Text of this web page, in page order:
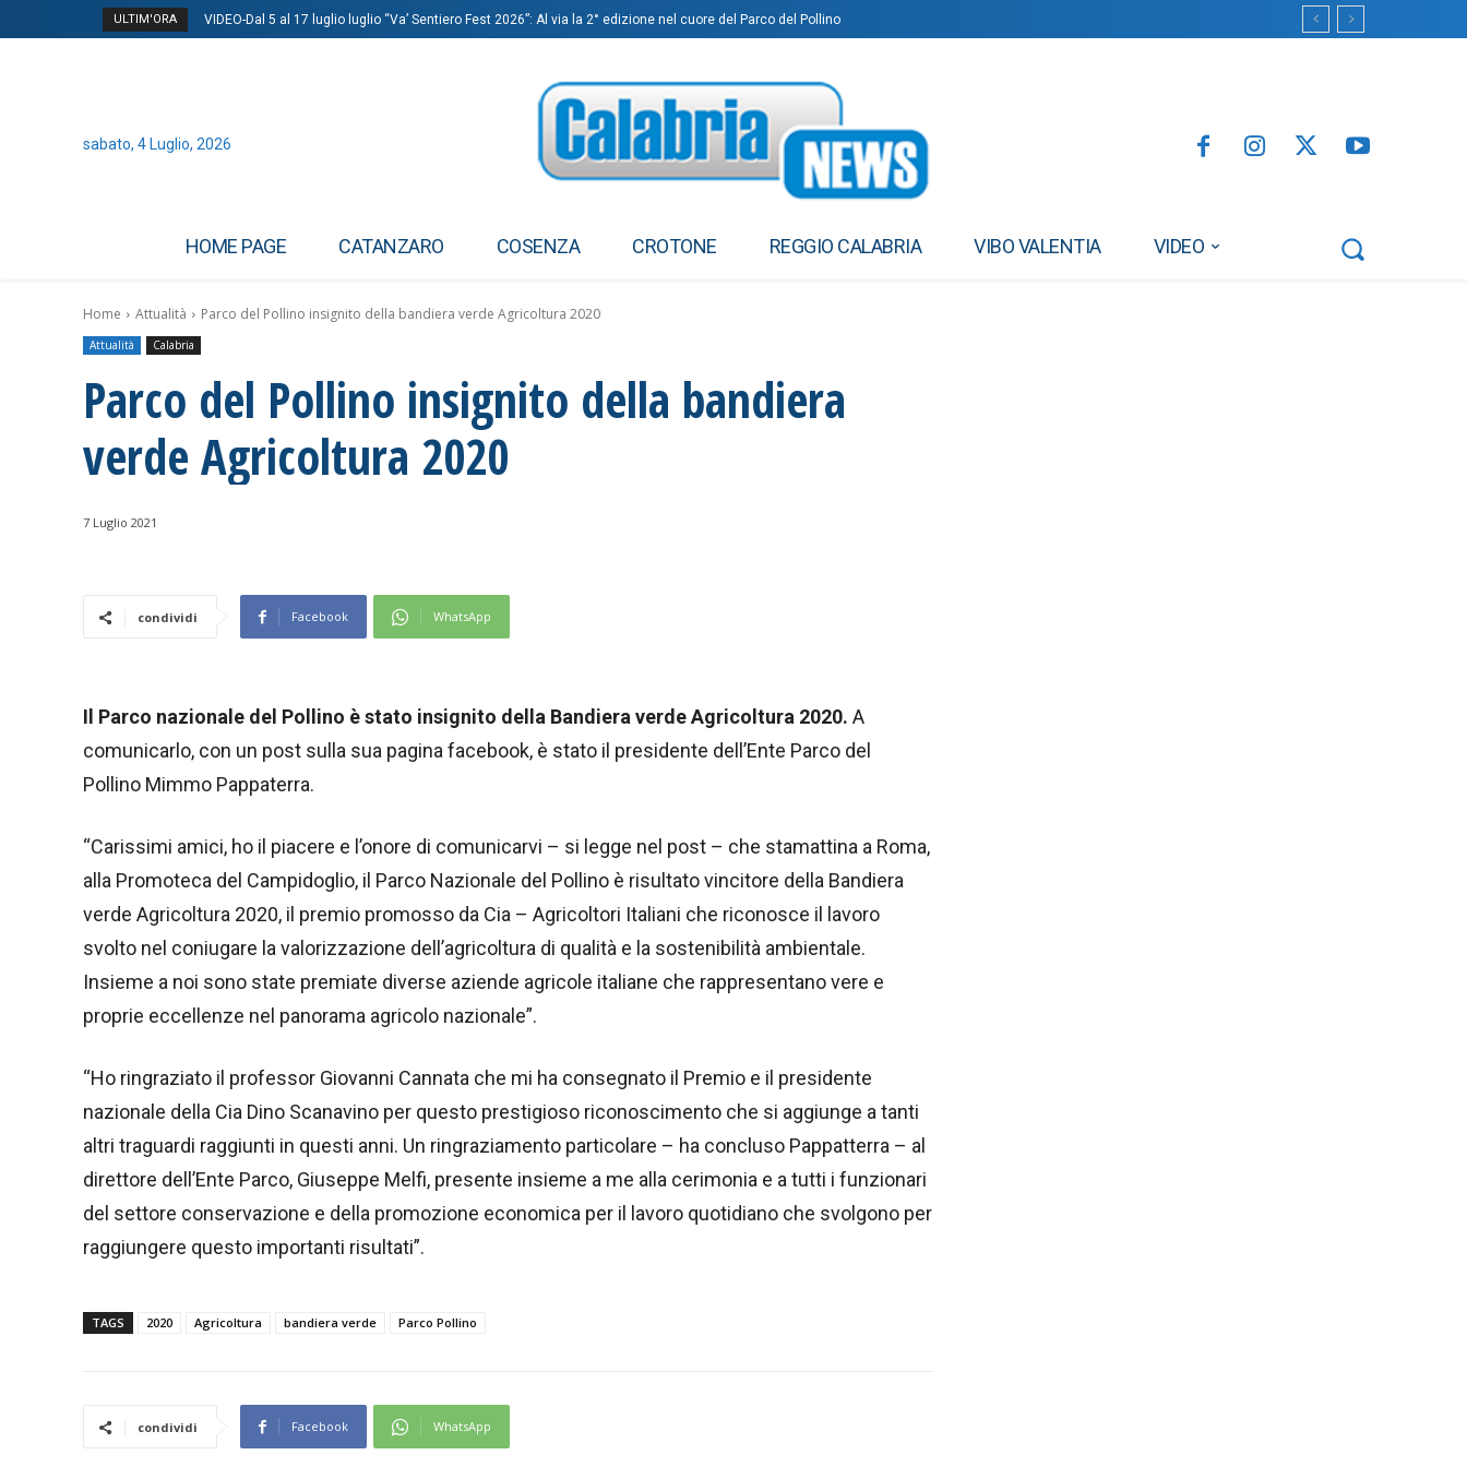
ULTIM'ORA VIDEO-Dal 5 al 17 luglio luglio “Va’ Sentiero Fest 2026”: Al via la 2° edizione nel cuore del Parco del Pollino
Belluno, cerca pezzi dello specchietto retrovisore in galleria: investito e ucciso 79enne
sabato, 4 Luglio, 2026
HOME PAGE CATANZARO COSENZA CROTONE REGGIO CALABRIA VIBO VALENTIA VIDEO
Home Attualità Parco del Pollino insignito della bandiera verde Agricoltura 2020
Attualità Calabria
Parco del Pollino insignito della bandiera
verde Agricoltura 2020
7 Luglio 2021
condividi Facebook WhatsApp
Il Parco nazionale del Pollino è stato insignito della Bandiera verde Agricoltura 2020. A
comunicarlo, con un post sulla sua pagina facebook, è stato il presidente dell’Ente Parco del
Pollino Mimmo Pappaterra.
“Carissimi amici, ho il piacere e l’onore di comunicarvi – si legge nel post – che stamattina a Roma,
alla Promoteca del Campidoglio, il Parco Nazionale del Pollino è risultato vincitore della Bandiera
verde Agricoltura 2020, il premio promosso da Cia – Agricoltori Italiani che riconosce il lavoro
svolto nel coniugare la valorizzazione dell’agricoltura di qualità e la sostenibilità ambientale.
Insieme a noi sono state premiate diverse aziende agricole italiane che rappresentano vere e
proprie eccellenze nel panorama agricolo nazionale”.
“Ho ringraziato il professor Giovanni Cannata che mi ha consegnato il Premio e il presidente
nazionale della Cia Dino Scanavino per questo prestigioso riconoscimento che si aggiunge a tanti
altri traguardi raggiunti in questi anni. Un ringraziamento particolare – ha concluso Pappatterra – al
direttore dell’Ente Parco, Giuseppe Melfi, presente insieme a me alla cerimonia e a tutti i funzionari
del settore conservazione e della promozione economica per il lavoro quotidiano che svolgono per
raggiungere questo importanti risultati”.
TAGS 2020 Agricoltura bandiera verde Parco Pollino
condividi Facebook WhatsApp